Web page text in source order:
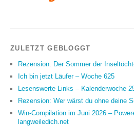
ZULETZT GEBLOGGT
Rezension: Der Sommer der
Ich bin jetzt Läufer – Woche 625
Lesenswerte Links – Kalenderwoche
Rezension: Wer wärst du ohne deine
Win-Compilation im Juni 2026 –
langweiledich.net